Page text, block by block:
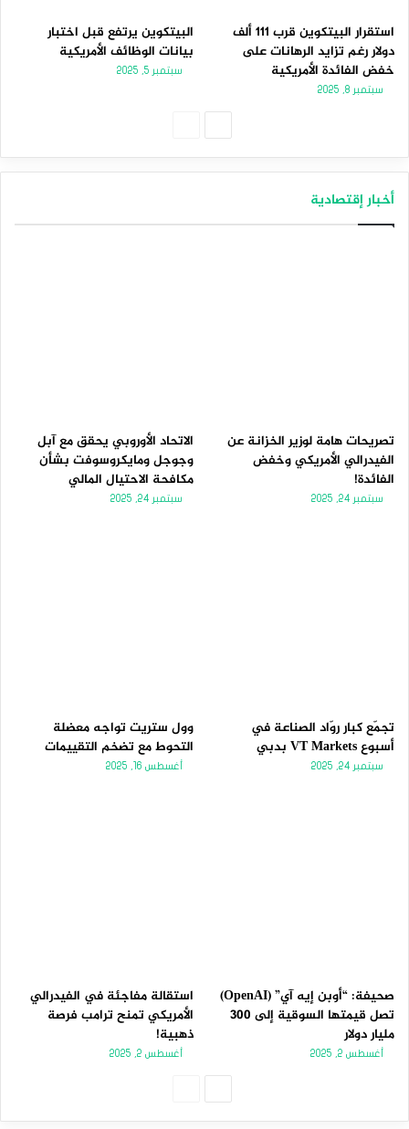
استقرار البيتكوين قرب 111 ألف
دولار رغم تزايد الرهانات على
خفض الفائدة الأمريكية
سبتمبر 8, 2025
البيتكوين يرتفع قبل اختبار
بيانات الوظائف الأمريكية
سبتمبر 5, 2025
أخبار إقتصادية
تصريحات هامة لوزير الخزانة عن
الفيدرالي الأمريكي وخفض
الفائدة!
سبتمبر 24, 2025
الاتحاد الأوروبي يحقق مع آبل
وجوجل ومايكروسوفت بشأن
مكافحة الاحتيال المالي
سبتمبر 24, 2025
تجمّع كبار روّاد الصناعة في
أسبوع VT Markets بدبي
سبتمبر 24, 2025
وول ستريت تواجه معضلة
التحوط مع تضخم التقييمات
أغسطس 16, 2025
صحيفة: “أوبن إيه آي” (OpenAI)
تصل قيمتها السوقية إلى 300
مليار دولار
أغسطس 2, 2025
استقالة مفاجئة في الفيدرالي
الأمريكي تمنح ترامب فرصة
ذهبية!
أغسطس 2, 2025